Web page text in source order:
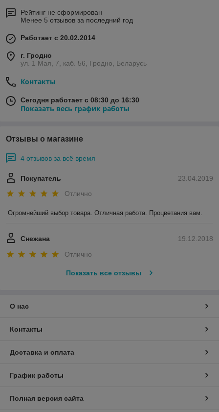
Рейтинг не сформирован
Менее 5 отзывов за последний год
Работает с 20.02.2014
г. Гродно
ул. 1 Мая, 7, каб. 56, Гродно, Беларусь
Контакты
Сегодня работает с 08:30 до 16:30
Показать весь график работы
Отзывы о магазине
4 отзывов за всё время
23.04.2019
Покупатель
Отлично
Огромнейший выбор товара. Отличная работа. Процветания вам.
19.12.2018
Снежана
Отлично
Показать все отзывы
О нас
Контакты
Доставка и оплата
График работы
Полная версия сайта